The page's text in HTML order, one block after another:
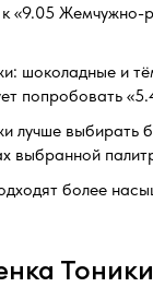
«9.05 Жемчужно-
шоколадные и
попробовать
лучше выбирать
выбранной
более